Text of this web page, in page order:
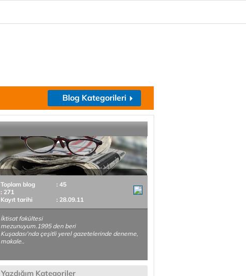
Blog Kategorileri
Toplam blog
: 45
: 271
Kayıt tarihi
: 28.09.11
İktisat fakültesi
mezunuyum.1995 den beri
Kuşadası'nda çeşitli yerel gazetelerinde deneme,
makale..
Yazdığım Kategoriler